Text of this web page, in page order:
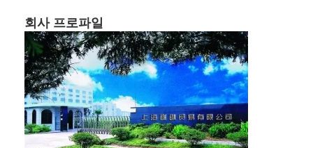
레이저 커팅 머신
강철 절단 규칙
절단 소모품은 죽습니다
절단 장비는 죽습니다
자동 벤더 기계
회사 프로파일